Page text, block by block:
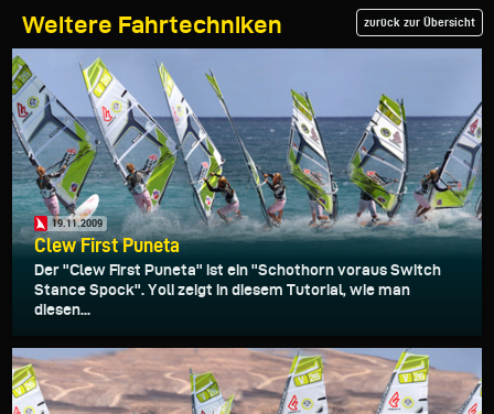
Weitere Fahrtechniken zurück zur Übersicht
19.11.2009
Clew First Puneta
Der "Clew First Puneta" ist ein "Schothorn voraus Switch
Stance Spock". Yoli zeigt in diesem Tutorial, wie man
diesen...